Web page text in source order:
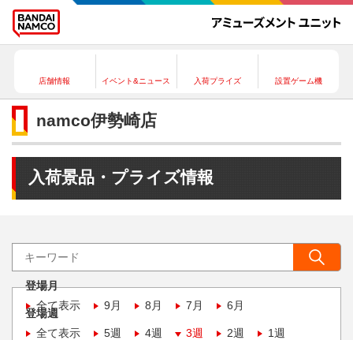
店舗情報 イベント&ニュース 入荷プライズ 設置ゲーム機
namco伊勢崎店
入荷景品・プライズ情報
登場月
全て表示
9月 8月 7月 6月
登場週
全て表示
5週 4週 3週 2週 1週